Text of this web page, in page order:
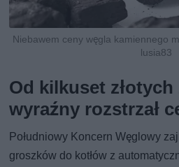
Niebawem ceny węgla kamiennego
lusia83
Od kilkuset złotych
wyraźny rozstrzał
Południowy Koncern Węglowy
groszków do kotłów z